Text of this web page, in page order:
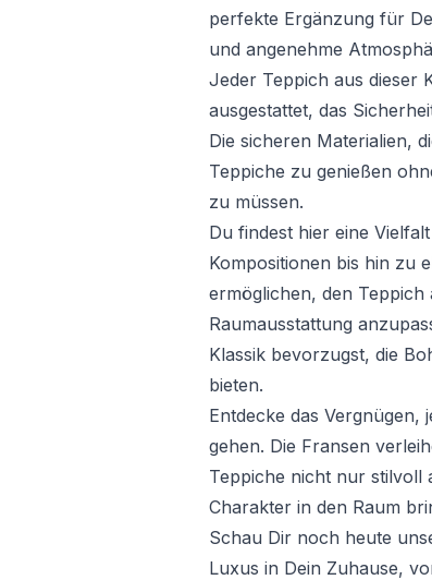
perfekte Ergänzung für
und angenehme
Jeder Teppich aus dieser
ausgestattet, das
Die sicheren Materialien,
Teppiche zu genießen
zu müssen.
Du findest hier eine
Kompositionen bis hin zu
ermöglichen, den Teppich
Raumausstattung
Klassik bevorzugst, die
bieten.
Entdecke das Vergnügen,
gehen. Die Fransen
Teppiche nicht nur stilvoll
Charakter in den Raum
Schau Dir noch heute
Luxus in Dein Zuhause,